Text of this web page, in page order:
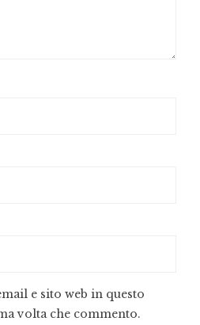
e sito web in questo
volta che commento.